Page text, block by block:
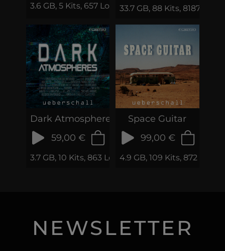
3.6 GB, 5 Kits, 657 Loops & Samples
33.7 GB, 88 Kits, 8187
Dark Atmospheres
59,00 €
3.7 GB, 10 Kits, 863 Loops & Samples
Space Guitar
99,00 €
4.9 GB, 109 Kits, 872
NEWSLETTER